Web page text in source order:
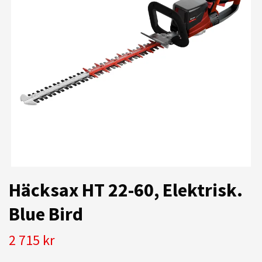
Häcksax HT 22-60, Elektrisk.
Blue Bird
2 715 kr